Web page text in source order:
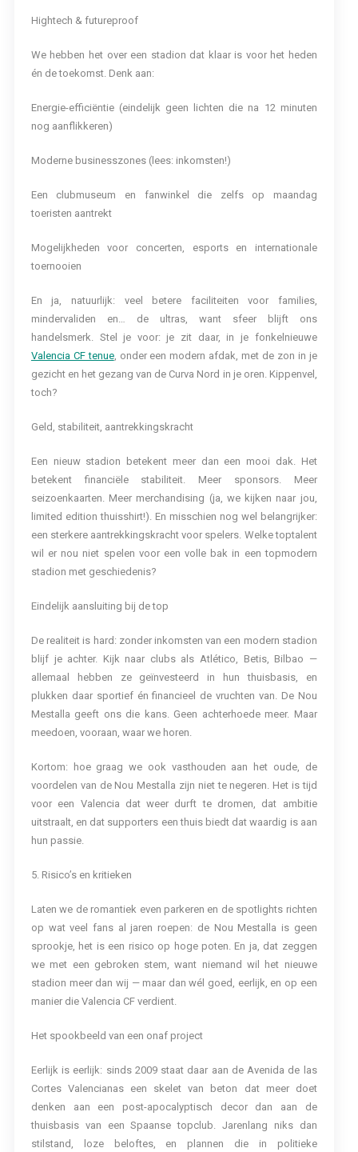
Hightech & futureproof
We hebben het over een stadion dat klaar is voor het heden
én de toekomst. Denk aan:
Energie-efficiëntie (eindelijk geen lichten die na 12 minuten
nog aanflikkeren)
Moderne businesszones (lees: inkomsten!)
Een clubmuseum en fanwinkel die zelfs op maandag
toeristen aantrekt
Mogelijkheden voor concerten, esports en internationale
toernooien
En ja, natuurlijk: veel betere faciliteiten voor families,
mindervaliden en… de ultras, want sfeer blijft ons
handelsmerk. Stel je voor: je zit daar, in je fonkelnieuwe
Valencia CF tenue, onder een modern afdak, met de zon in je
gezicht en het gezang van de Curva Nord in je oren. Kippenvel,
toch?
Geld, stabiliteit, aantrekkingskracht
Een nieuw stadion betekent meer dan een mooi dak. Het
betekent financiële stabiliteit. Meer sponsors. Meer
seizoenkaarten. Meer merchandising (ja, we kijken naar jou,
limited edition thuisshirt!). En misschien nog wel belangrijker:
een sterkere aantrekkingskracht voor spelers. Welke toptalent
wil er nou niet spelen voor een volle bak in een topmodern
stadion met geschiedenis?
Eindelijk aansluiting bij de top
De realiteit is hard: zonder inkomsten van een modern stadion
blijf je achter. Kijk naar clubs als Atlético, Betis, Bilbao —
allemaal hebben ze geïnvesteerd in hun thuisbasis, en
plukken daar sportief én financieel de vruchten van. De Nou
Mestalla geeft ons die kans. Geen achterhoede meer. Maar
meedoen, vooraan, waar we horen.
Kortom: hoe graag we ook vasthouden aan het oude, de
voordelen van de Nou Mestalla zijn niet te negeren. Het is tijd
voor een Valencia dat weer durft te dromen, dat ambitie
uitstraalt, en dat supporters een thuis biedt dat waardig is aan
hun passie.
5. Risico’s en kritieken
Laten we de romantiek even parkeren en de spotlights richten
op wat veel fans al jaren roepen: de Nou Mestalla is geen
sprookje, het is een risico op hoge poten. En ja, dat zeggen
we met een gebroken stem, want niemand wil het nieuwe
stadion meer dan wij — maar dan wél goed, eerlijk, en op een
manier die Valencia CF verdient.
Het spookbeeld van een onaf project
Eerlijk is eerlijk: sinds 2009 staat daar aan de Avenida de las
Cortes Valencianas een skelet van beton dat meer doet
denken aan een post-apocalyptisch decor dan aan de
thuisbasis van een Spaanse topclub. Jarenlang niks dan
stilstand, loze beloftes, en plannen die in politieke